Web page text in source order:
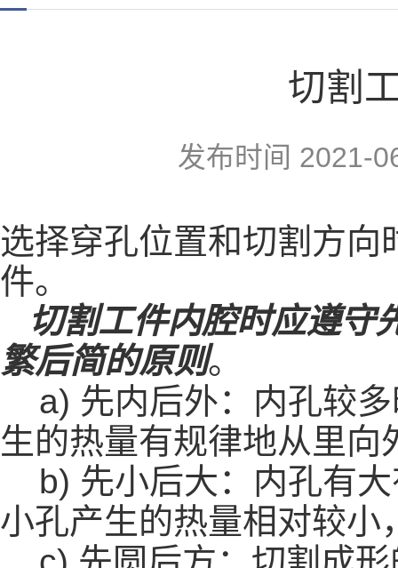
切割
发布时间 2021-
选择穿孔位置和切割方
件。
切割工件内腔时应遵守
繁后简的原则。
a) 先内后外：内孔较
生的热量有规律地从里向
b) 先小后大：内孔有
小孔产生的热量相对较小